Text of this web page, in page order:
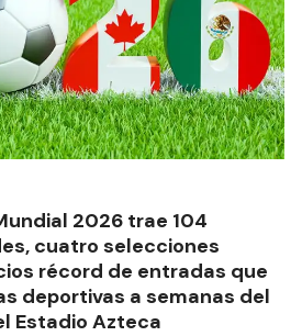
2026 trae 104
cuatro selecciones
récord de entradas que
deportivas a semanas del
Estadio Azteca